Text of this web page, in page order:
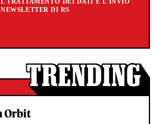
DI RS
Orbit